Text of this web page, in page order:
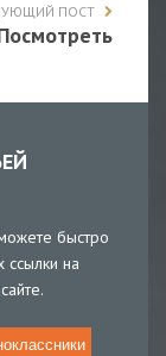
ПОСТ
быстро
ссылки на